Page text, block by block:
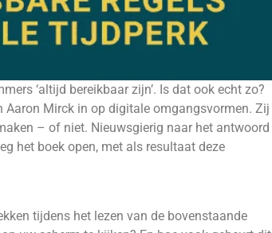
‘altijd bereikbaar zijn’. Is dat ook echt zo?
Aaron Mirck in op digitale omgangsvormen. Zij
– of niet. Nieuwsgierig naar het antwoord
het boek open, met als resultaat deze
tijdens het lezen van de bovenstaande